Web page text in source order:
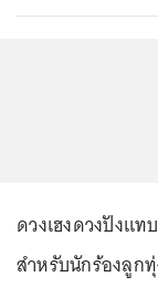
ดวงเฮงดวงปังแ
สำหรับนักร้องลูก